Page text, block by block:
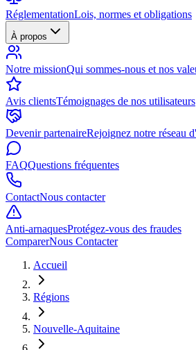
RéglementationLois, normes et obligations
À propos
Notre missionQui sommes-nous et nos
Avis clientsTémoignages de nos utilisateurs
Devenir partenaireRejoignez notre réseau
FAQQuestions fréquentes
ContactNous contacter
Anti-arnaquesProtégez-vous des fraudes
ComparerNous Contacter
Accueil
Régions
Nouvelle-Aquitaine